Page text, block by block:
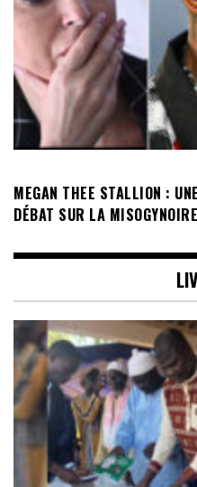
MEGAN THEE STALLION :
DÉBAT SUR LA MISOGYNOIRE